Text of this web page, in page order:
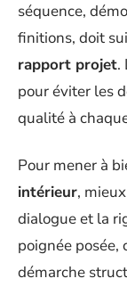
séquence,
finitions, doit
rapport projet.
pour éviter les
qualité à
Pour mener à
intérieur,
dialogue et la
poignée posée,
démarche